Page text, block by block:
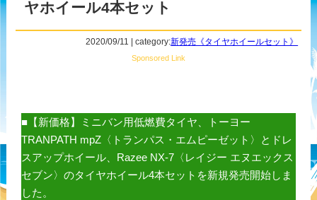
ヤホイール4本セット
2020/09/11 | category:新発売《タイヤホイールセット》
Sponsored Link
■【新価格】ミニバン用低燃費タイヤ、トーヨー
TRANPATH mpZ〈トランパス・エムピーゼット〉とドレ
スアップホイール、Razee NX-7〈レイジー エヌエックス
セブン〉のタイヤホイール4本セットを新規発売開始しま
した。